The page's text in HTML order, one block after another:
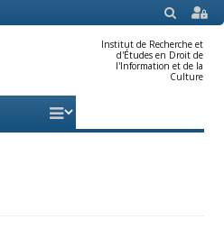
SEARCH
Institut de Recherche et
d'Études en Droit de
l'Information et de la
Culture